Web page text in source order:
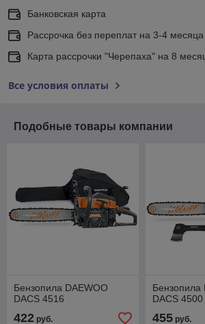
Банковская карта
Рассрочка без переплат на 3-4 месяца
Карта рассрочки "Черепаха" на 8
Все условия оплаты
Подобные товары компании
Бензопила DAEWOO
DACS 4516
422 руб.
Бензопила
DACS 4500
455руб.